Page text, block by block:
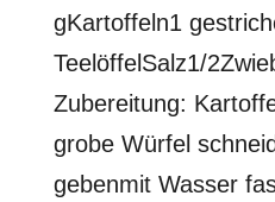
gKartoffeln1
TeelöffelSalz1/
Zubereitung:
grobe Würfel
gebenmit Wasser